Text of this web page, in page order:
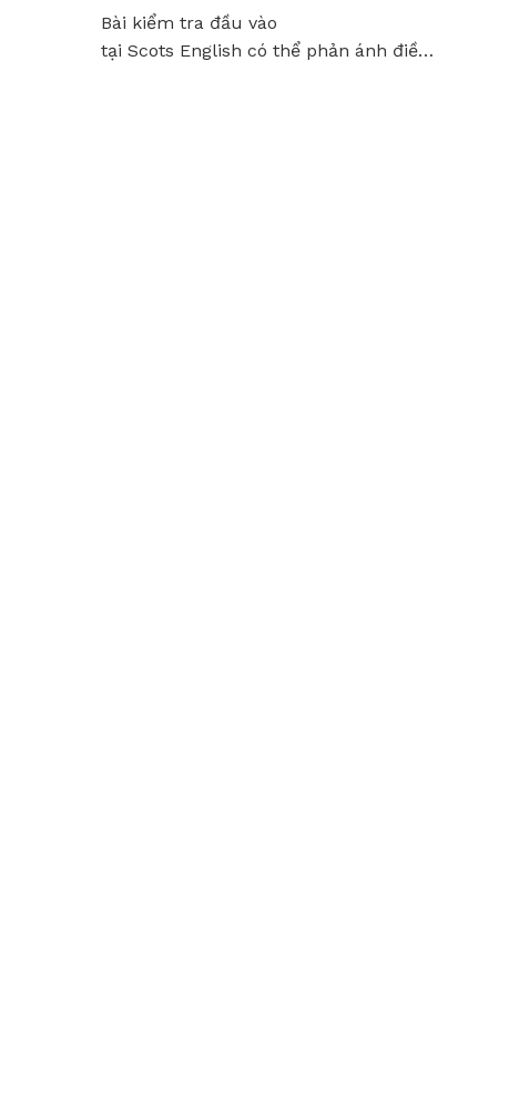
tại Scots English
Bài kiểm tra đầu vào
tại Scots English có thể phản ánh điều